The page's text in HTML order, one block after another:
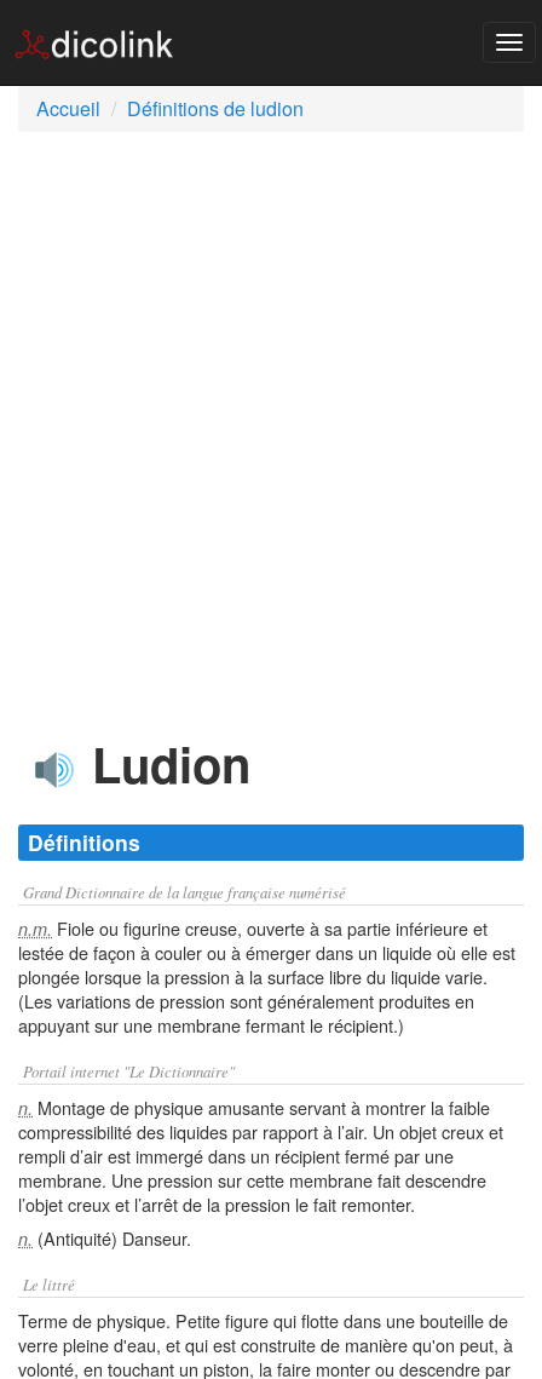
Accueil
Définitions de ludion
Ludion
Définitions
Grand Dictionnaire de la langue française numérisé
n.m. Fiole ou figurine creuse, ouverte à sa partie inférieure et
lestée de façon à couler ou à émerger dans un liquide où elle est
plongée lorsque la pression à la surface libre du liquide varie.
(Les variations de pression sont généralement produites en
appuyant sur une membrane fermant le récipient.)
Portail internet "Le Dictionnaire"
n. Montage de physique amusante servant à montrer la faible
compressibilité des liquides par rapport à l’air. Un objet creux et
rempli d’air est immergé dans un récipient fermé par une
membrane. Une pression sur cette membrane fait descendre
l’objet creux et l’arrêt de la pression le fait remonter.
n. (Antiquité) Danseur.
Le littré
Terme de physique. Petite figure qui flotte dans une bouteille de
verre pleine d'eau, et qui est construite de manière qu'on peut, à
volonté, en touchant un piston, la faire monter ou descendre par